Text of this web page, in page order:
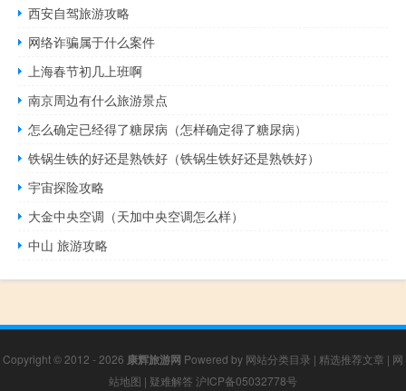
西安自驾旅游攻略
网络诈骗属于什么案件
上海春节初几上班啊
南京周边有什么旅游景点
怎么确定已经得了糖尿病（怎样确定得了糖尿病）
铁锅生铁的好还是熟铁好（铁锅生铁好还是熟铁好）
宇宙探险攻略
大金中央空调（天加中央空调怎么样）
中山 旅游攻略
Copyright © 2012 - 2026 康辉旅游网 Powered by 网站分类目录 | 精选推荐文章 | 网
站地图 | 疑难解答 沪ICP备05032778号